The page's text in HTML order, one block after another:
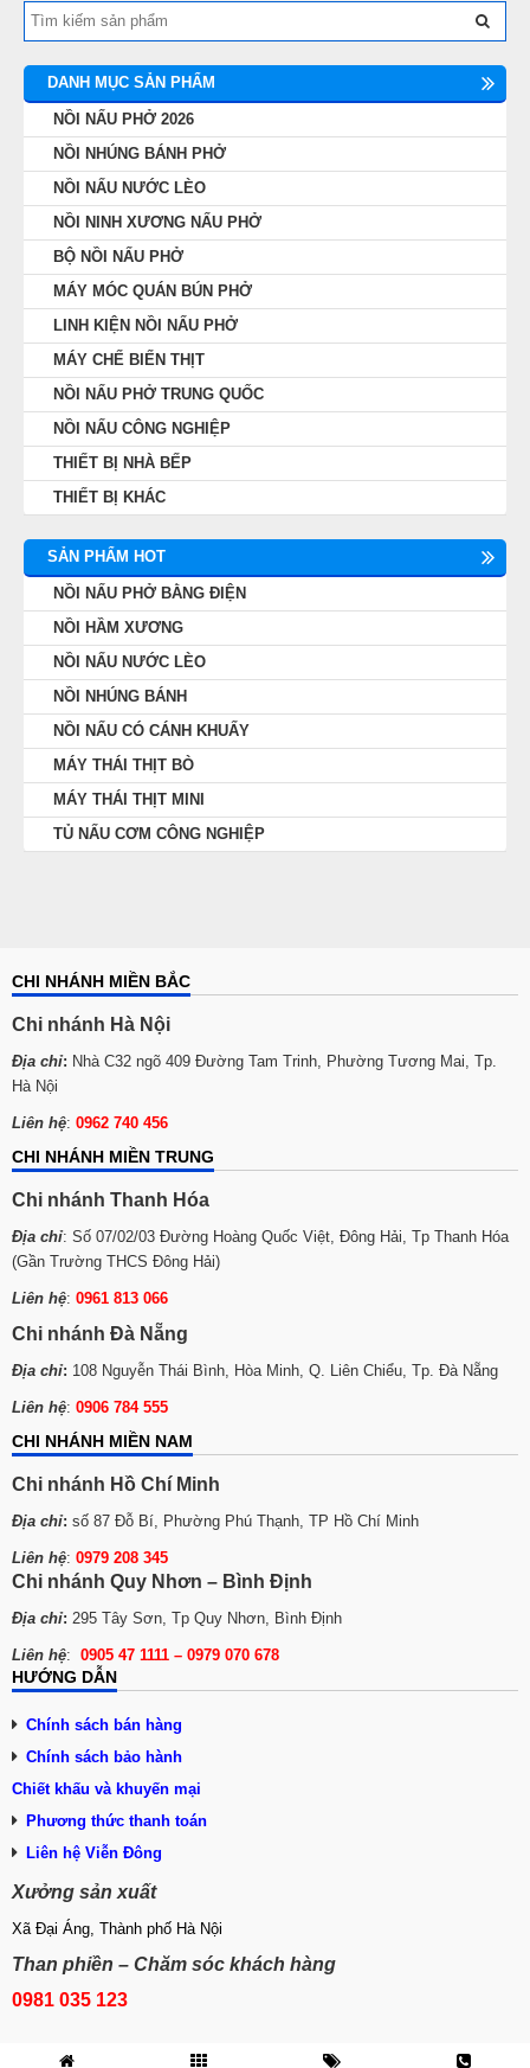
DANH MỤC SẢN PHẨM
NỒI NẤU PHỞ 2026
NỒI NHÚNG BÁNH PHỞ
NỒI NẤU NƯỚC LÈO
NỒI NINH XƯƠNG NẤU PHỞ
BỘ NỒI NẤU PHỞ
MÁY MÓC QUÁN BÚN PHỞ
LINH KIỆN NỒI NẤU PHỞ
MÁY CHẾ BIẾN THỊT
NỒI NẤU PHỞ TRUNG QUỐC
NỒI NẤU CÔNG NGHIỆP
THIẾT BỊ NHÀ BẾP
THIẾT BỊ KHÁC
SẢN PHẨM HOT
NỒI NẤU PHỞ BẰNG ĐIỆN
NỒI HẦM XƯƠNG
NỒI NẤU NƯỚC LÈO
NỒI NHÚNG BÁNH
NỒI NẤU CÓ CÁNH KHUẤY
MÁY THÁI THỊT BÒ
MÁY THÁI THỊT MINI
TỦ NẤU CƠM CÔNG NGHIỆP
CHI NHÁNH MIỀN BẮC
Chi nhánh Hà Nội
Địa chỉ: Nhà C32 ngõ 409 Đường Tam Trinh, Phường Tương Mai, Tp.
Hà Nội
Liên hệ: 0962 740 456
CHI NHÁNH MIỀN TRUNG
Chi nhánh Thanh Hóa
Địa chỉ: Số 07/02/03 Đường Hoàng Quốc Việt, Đông Hải, Tp Thanh Hóa
(Gần Trường THCS Đông Hải)
Liên hệ: 0961 813 066
Chi nhánh Đà Nẵng
Địa chỉ: 108 Nguyễn Thái Bình, Hòa Minh, Q. Liên Chiểu, Tp. Đà Nẵng
Liên hệ: 0906 784 555
CHI NHÁNH MIỀN NAM
Chi nhánh Hồ Chí Minh
Địa chỉ: số 87 Đỗ Bí, Phường Phú Thạnh, TP Hồ Chí Minh
Liên hệ: 0979 208 345
Chi nhánh Quy Nhơn – Bình Định
Địa chỉ: 295 Tây Sơn, Tp Quy Nhơn, Bình Định
Liên hệ: 0905 47 1111 – 0979 070 678
HƯỚNG DẪN
Chính sách bán hàng
Chính sách bảo hành
Chiết khấu và khuyến mại
Phương thức thanh toán
Liên hệ Viễn Đông
Xưởng sản xuất
Xã Đại Áng, Thành phố Hà Nội
Than phiền – Chăm sóc khách hàng
0981 035 123